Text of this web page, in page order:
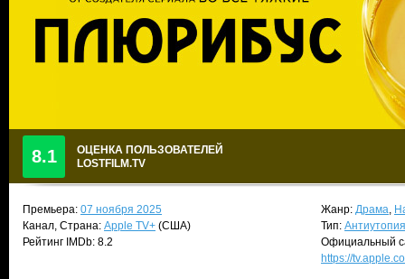
8.1
ОЦЕНКА ПОЛЬЗОВАТЕЛЕЙ
LOSTFILM.TV
Премьера: 07 ноября 2025
Канал, Страна: Apple TV+ (США)
Рейтинг IMDb: 8.2
Жанр: Драма,
Тип: Антиутопия
Официальный
https://